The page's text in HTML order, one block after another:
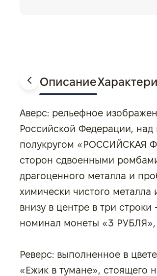
Описание
Аверс: рельефное
Российской Федерации,
полукругом «РОССИЙСКАЯ
сторон сдвоенными
драгоценного металла и
химически чистого металла
внизу в центре в три
номинал монеты «3 РУБЛЯ»,
Реверс: выполненное в
«Ежик в тумане», стоящего